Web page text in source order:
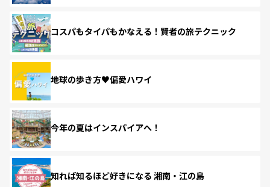
コスパもタイパもかなえる！賢者の旅テクニック
地球の歩き方♥偏愛ハワイ
今年の夏はインスパイアへ！
知れば知るほど好きになる 湘南・江の島